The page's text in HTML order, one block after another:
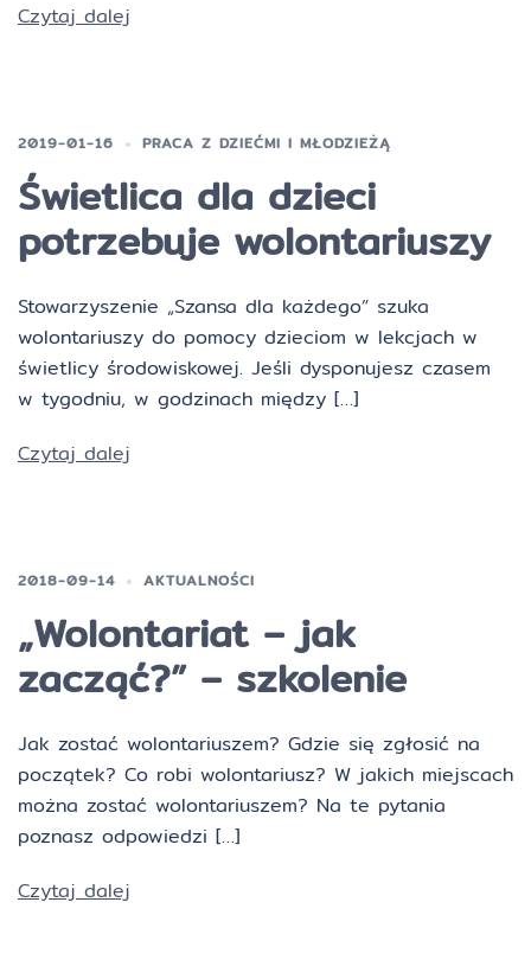
Czytaj dalej
2019-01-16 PRACA Z DZIEĆMI I MŁODZIEŻĄ
Świetlica dla dzieci
potrzebuje wolontariuszy
Stowarzyszenie „Szansa dla każdego” szuka
wolontariuszy do pomocy dzieciom w lekcjach w
świetlicy środowiskowej. Jeśli dysponujesz czasem
w tygodniu, w godzinach między […]
Czytaj dalej
2018-09-14 AKTUALNOŚCI
„Wolontariat – jak
zacząć?” – szkolenie
Jak zostać wolontariuszem? Gdzie się zgłosić na
początek? Co robi wolontariusz? W jakich miejscach
można zostać wolontariuszem? Na te pytania
poznasz odpowiedzi […]
Czytaj dalej